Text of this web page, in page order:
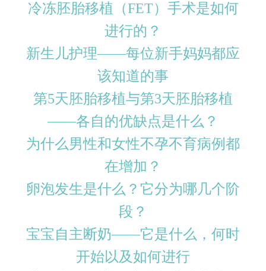
冷冻胚胎移植（FET）手术是如何
进行的？
新生儿护理——每位新手妈妈都应
该知道的事
第5天胚胎移植与第3天胚胎移植
——各自的优缺点是什么？
为什么男性和女性不孕不育病例都
在增加？
卵泡发生是什么？它分为哪几个阶
段？
宝宝自主断奶——它是什么，何时
开始以及如何进行